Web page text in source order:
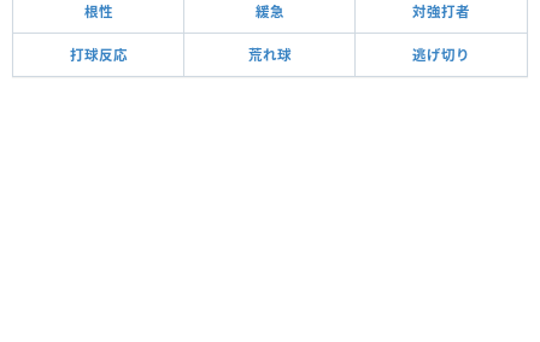
根性 緩急 対強打者
打球反応 荒れ球 逃げ切り